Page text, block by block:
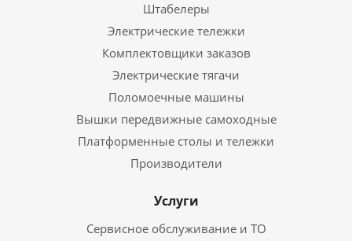
Штабелеры
Электрические тележки
Комплектовщики заказов
Электрические тягачи
Поломоечные машины
Вышки передвижные самоходные
Платформенные столы и тележки
Производители
Услуги
Сервисное обслуживание и ТО